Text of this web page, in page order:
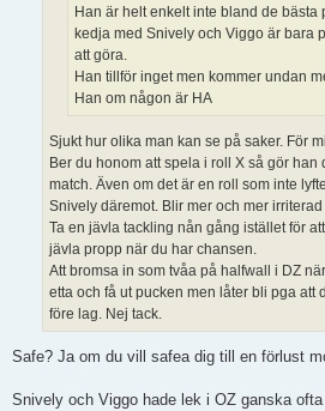
Han är helt enkelt inte bland de bästa
kedja med Snively och Viggo är bara
att göra.
Han tillför inget men kommer undan
Han om någon är HA
Sjukt hur olika man kan se på saker. För
Ber du honom att spela i roll X så gör han
match. Även om det är en roll som inte
Snively däremot. Blir mer och mer
Ta en jävla tackling nån gång istället för
jävla propp när du har chansen.
Att bromsa in som tvåa på halfwall i DZ
etta och få ut pucken men låter bli pga att
före lag. Nej tack.
Safe? Ja om du vill safea dig till en förlust
Snively och Viggo hade lek i OZ ganska